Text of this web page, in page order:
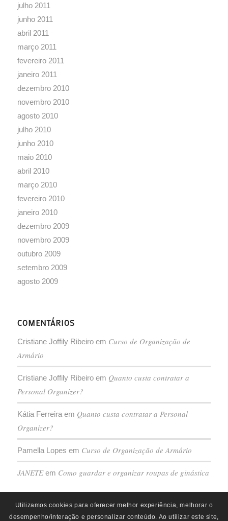
julho 2011
junho 2011
abril 2011
março 2011
fevereiro 2011
janeiro 2011
dezembro 2010
novembro 2010
agosto 2010
julho 2010
junho 2010
maio 2010
abril 2010
março 2010
fevereiro 2010
janeiro 2010
dezembro 2009
novembro 2009
outubro 2009
setembro 2009
agosto 2009
COMENTÁRIOS
Cristiane Joffily Ribeiroem Curso de Organização de
Armário
Cristiane Joffily Ribeiroem Quanto custa contratar a
Personal Organizer?
Kátia Ferreiraem Quanto custa contratar a Personal
Organizer?
Pamella Lopes em Curso de Organização de Armário
JANETEem Como guardar e organizar roupas de ginástica
Utilizamos cookies para oferecer melhor experiência, melhorar o
desempenho/interação e personalizar conteúdo. Ao utilizar este site,